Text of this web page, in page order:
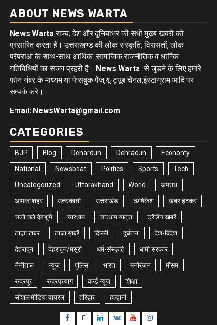
ABOUT NEWS WARTA
News Wartaराज्य, देश और दुनियाभर की सभी मुख्य खबरों को
प्रसारित करता है। उत्तराखण्ड की लोक संस्कृति, विरासतों, लोक
परंपराओ के साथ-साथ आर्थिक, सामाजिक राजनीतिक व धार्मिक
गतिविधियों का सजग प्रहरी है। News Warta से जुड़ने के लिए हमारे
फोन नंबर के माध्यम या फेसबुक पेज,यू-ट्यूब चैनल,इंस्टाग्राम आदि पर
सम्पर्क करे।
Email: NewsWarta@gmail.com
CATEGORIES
BJP Blog Dehardun Dehradun Economy
National Newsbeat Politics Sports Tech
Uncategorized Uttarakhand World अपराध
आपका शहर उत्तरकाशी उत्तराखंड ऋषिकेश खबर हटकर
चलो चले देवभूमि चारधाम चारधाम यात्रा ट्रेंडिंग खबरें
ताज़ा ख़बर ताज़ा ख़बरें दिल्ली दुर्घटना देश-विदेश
देहरादून देहरादून/मसूरी धर्म-संस्कृति धामी सरकार
नैनीताल न्यूज़ पुलिस भारत मनोरंजन मौसम
रुद्रपुर रुद्रप्रयाग वर्ल्ड न्यूज़ शिक्षा
सोशल मीडिया वायरल हरिद्वार हल्द्वानी
Facebook
TwitterLinkedin
VK YoutubeInstagram